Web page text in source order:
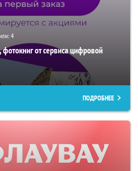
4
от сервиса цифровой
ПОДРОБНЕЕ